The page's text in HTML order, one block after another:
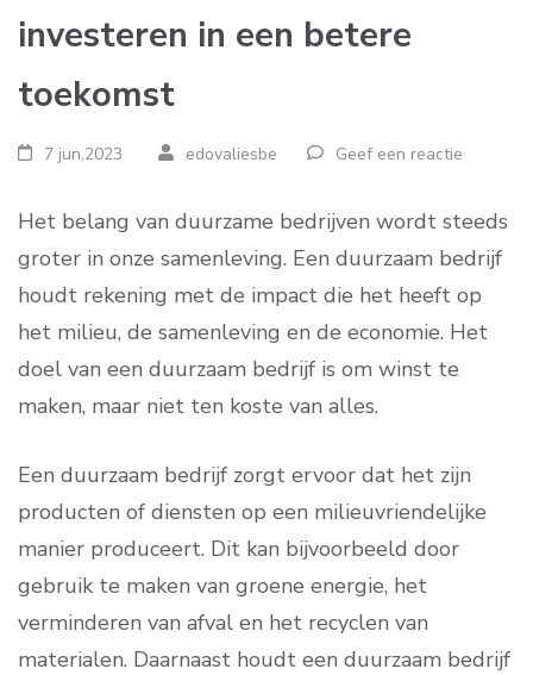
investeren in een betere
toekomst
7 jun,2023 edovaliesbe Geef een reactie
Het belang van duurzame bedrijven wordt steeds
groter in onze samenleving. Een duurzaam bedrijf
houdt rekening met de impact die het heeft op
het milieu, de samenleving en de economie. Het
doel van een duurzaam bedrijf is om winst te
maken, maar niet ten koste van alles.
Een duurzaam bedrijf zorgt ervoor dat het zijn
producten of diensten op een milieuvriendelijke
manier produceert. Dit kan bijvoorbeeld door
gebruik te maken van groene energie, het
verminderen van afval en het recyclen van
materialen. Daarnaast houdt een duurzaam bedrijf